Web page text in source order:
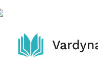
Skip
to
content